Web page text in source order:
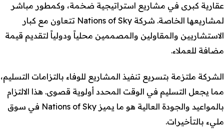
عقارية كبرى في مشاريع استراتيجية ضخمة، وكمطور مباشر
لمشاريعها الخاصة. شركة Nations of Sky تتعاون مع كبار
الاستشاريين والمقاولين والمصممين محلياً ودولياً لتقديم قيمة
مضافة للعملاء.
الشركة ملتزمة بتسريع تنفيذ المشاريع للوفاء بالتزامات التسليم،
مما يجعل التسليم في الوقت المحدد أولوية قصوى. هذا الالتزام
بالمواعيد والجودة العالية هو ما يميز Nations of Sky في سوق
مليء بالتأخيرات.